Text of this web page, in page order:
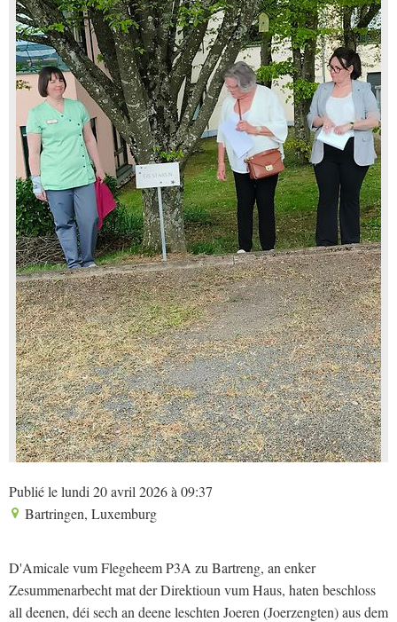
Publié le lundi 20 avril 2026 à 09:37
Bartringen, Luxemburg
D'Amicale vum Flegeheem P3A zu Bartreng, an enker
Zesummenarbecht mat der Direktioun vum Haus, haten beschloss
all deenen, déi sech an deene leschten Joeren (Joerzengten) aus dem